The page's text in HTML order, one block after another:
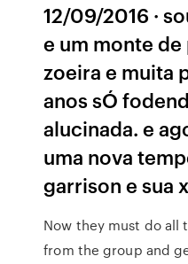
12/09/2016 ·
e um monte
zoeira e muita
anos sÓ
alucinada. e
uma nova
garrison e sua
Now they must do all
from the group and